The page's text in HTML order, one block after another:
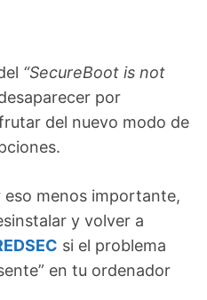
“SecureBoot is not
por
del nuevo modo de
menos importante,
y volver a
si el problema
en tu ordenador